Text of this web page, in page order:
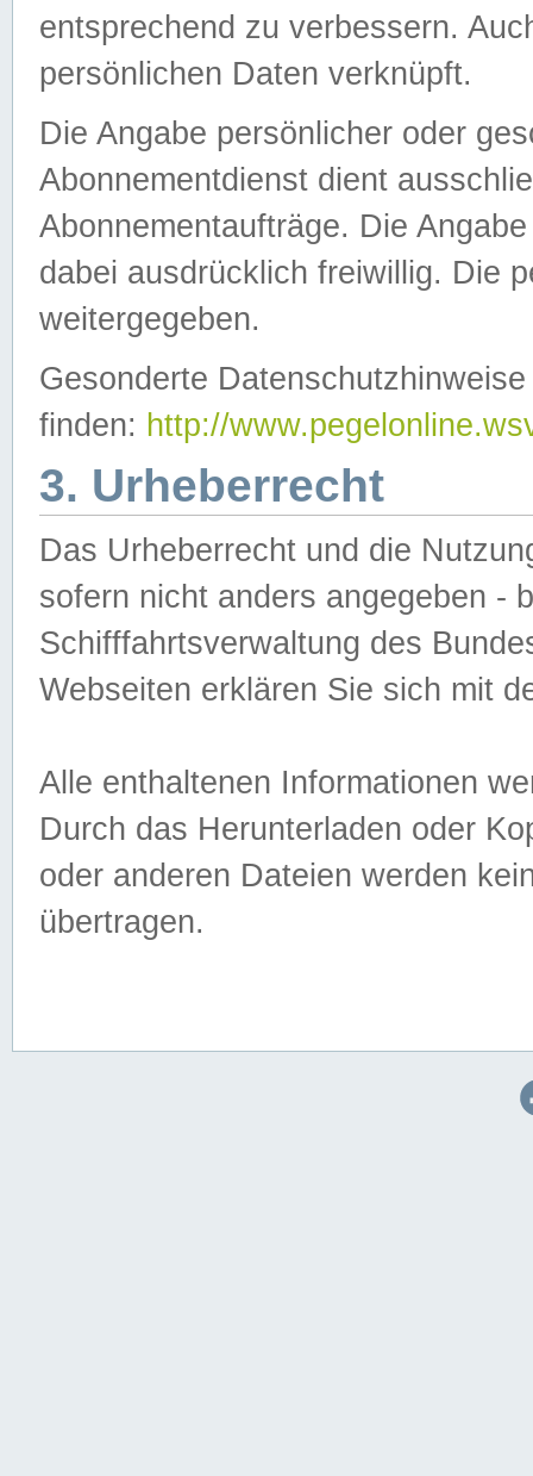
entsprechend zu verbessern.
persönlichen Daten verknüpft.
Die Angabe persönlicher oder
Abonnementdienst dient
Abonnementaufträge. Die
dabei ausdrücklich freiwillig. Die
weitergegeben.
Gesonderte
finden: http://
3. Urheberrecht
Das Urheberrecht und die
sofern nicht anders angegeben -
Schifffahrtsverwaltung des
Webseiten erklären Sie sich mit
Alle enthaltenen Informationen
Durch das Herunterladen oder
oder anderen Dateien werden
übertragen.